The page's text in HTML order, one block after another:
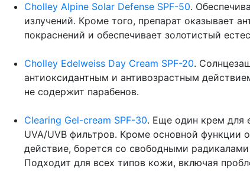
Cholley Alpine Solar Defense SPF-50.
излучений. Кроме того, препарат оказывает
покраснений и обеспечивает золотистый
Cholley Edelweiss Day Cream SPF-20.
антиоксидантным и антивозрастным
не содержит парабенов.
Clearing Gel-cream SPF-30. Еще один крем для
UVA/UVB фильтров. Кроме основной
действие, борется со свободными
Подходит для всех типов кожи, включая